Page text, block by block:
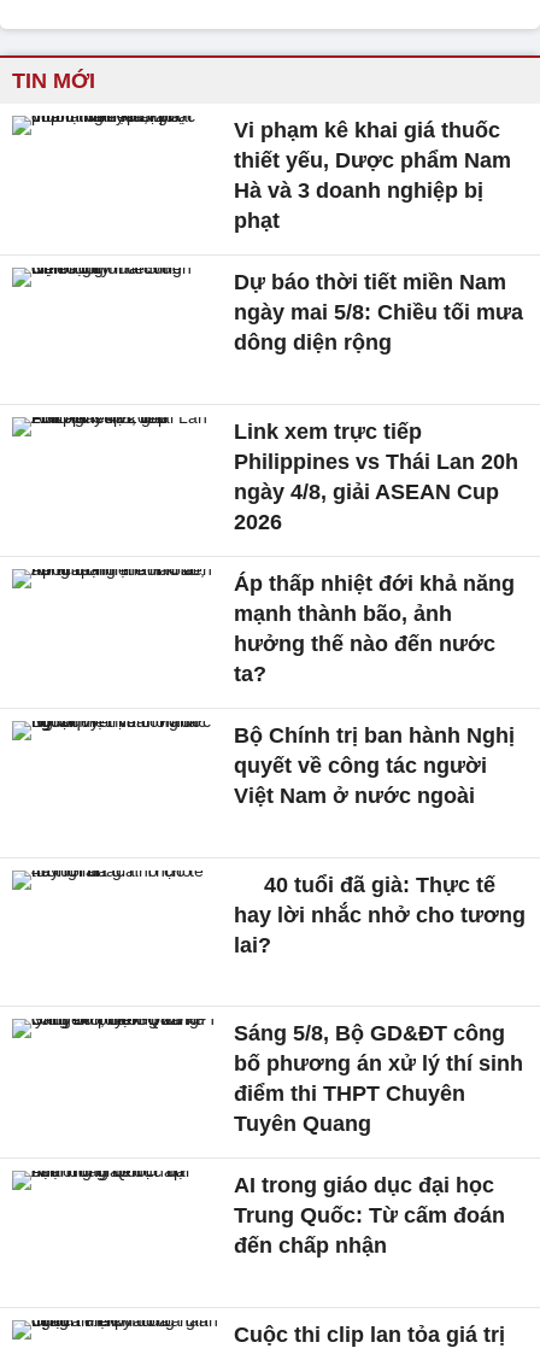
TIN MỚI
Vi phạm kê khai giá thuốc
thiết yếu, Dược phẩm Nam
Hà và 3 doanh nghiệp bị
phạt
Dự báo thời tiết miền Nam
ngày mai 5/8: Chiều tối mưa
dông diện rộng
Link xem trực tiếp
Philippines vs Thái Lan 20h
ngày 4/8, giải ASEAN Cup
2026
Áp thấp nhiệt đới khả năng
mạnh thành bão, ảnh
hưởng thế nào đến nước
ta?
Bộ Chính trị ban hành Nghị
quyết về công tác người
Việt Nam ở nước ngoài
40 tuổi đã già: Thực tế
hay lời nhắc nhở cho tương
lai?
Sáng 5/8, Bộ GD&ĐT công
bố phương án xử lý thí sinh
điểm thi THPT Chuyên
Tuyên Quang
AI trong giáo dục đại học
Trung Quốc: Từ cấm đoán
đến chấp nhận
Cuộc thi clip lan tỏa giá trị